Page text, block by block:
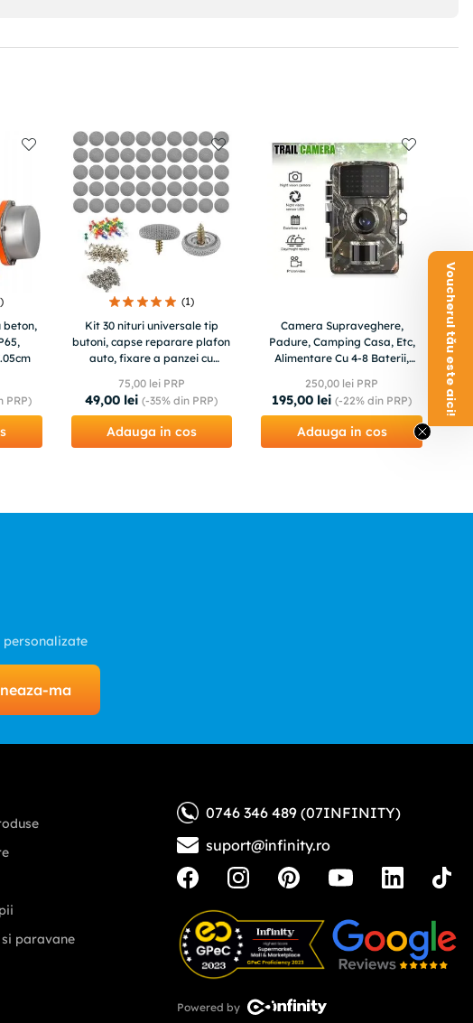
)
beton,
PRP)
(1)
Kit 30 nituri universale tip
butoni, capse reparare plafon
auto, fixare a panzei cu
75,00lei PRP
49,00 lei (-35% din PRP)
Adauga in cos
Camera Supraveghere,
Padure, Camping Casa, Etc,
Alimentare Cu 4-8 Baterii,
250,00 lei PRP
195,00 lei (-22% din PRP)
Adauga in cos
ma
paravane
0746 346 489 (07INFINITY)
suport@infinity.ro
Powered by
Voucherul tău este aici!